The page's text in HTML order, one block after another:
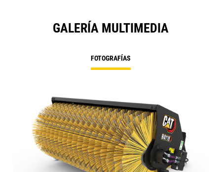
GALERÍA MULTIMEDIA
FOTOGRAFÍAS